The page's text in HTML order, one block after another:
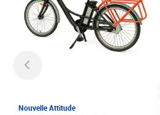
Nouvelle Attitude